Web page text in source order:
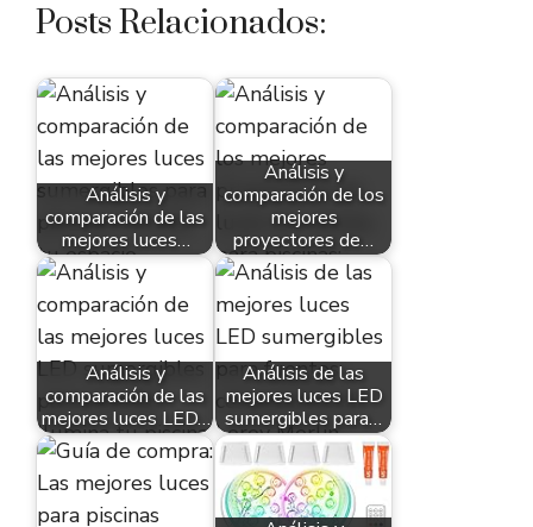
Posts Relacionados:
Análisis y
comparación de las
mejores luces…
Análisis y
comparación de los
mejores
proyectores de…
Análisis y
comparación de las
mejores luces LED…
Análisis de las
mejores luces LED
sumergibles para…